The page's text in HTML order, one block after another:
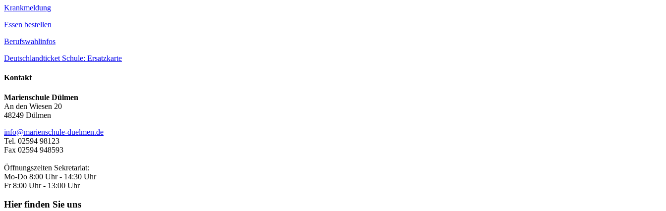
Krankmeldung
Essen bestellen
Berufswahlinfos
Deutschlandticket Schule: Ersatzkarte
Kontakt
Marienschule Dülmen
An den Wiesen 20
48249 Dülmen
info@marienschule-duelmen.de
Tel. 02594 98123
Fax 02594 948593
Öffnungszeiten Sekretariat:
Mo-Do 8:00 Uhr - 14:30 Uhr
Fr 8:00 Uhr - 13:00 Uhr
Hier finden Sie uns